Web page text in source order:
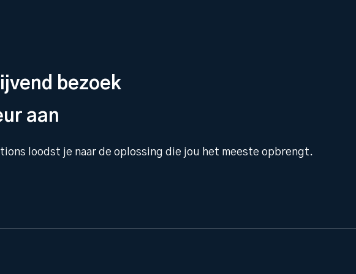
bezoek
aan
loodst je naar de oplossing die jou het meeste opbrengt.